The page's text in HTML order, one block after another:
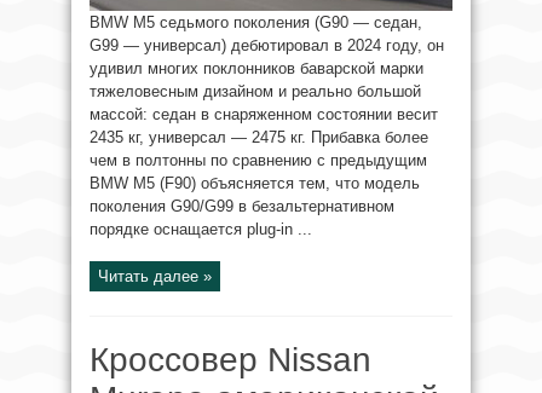
BMW M5 седьмого поколения (G90 — седан,
G99 — универсал) дебютировал в 2024 году, он
удивил многих поклонников баварской марки
тяжеловесным дизайном и реально большой
массой: седан в снаряженном состоянии весит
2435 кг, универсал — 2475 кг. Прибавка более
чем в полтонны по сравнению с предыдущим
BMW M5 (F90) объясняется тем, что модель
поколения G90/G99 в безальтернативном
порядке оснащается plug-in ...
Читать далее »
Кроссовер Nissan